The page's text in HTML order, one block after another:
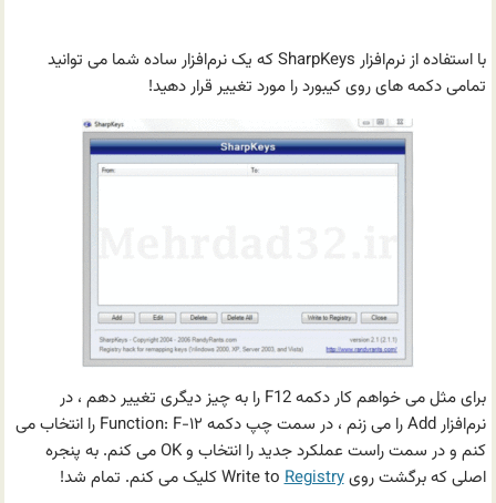
با استفاده از نرم‌افزار SharpKeys که یک نرم‌افزار ساده شما می توانید
تمامی دکمه های روی کیبورد را مورد تغییر قرار دهید!
برای مثل می خواهم کار دکمه F12 را به چیز دیگری تغییر دهم ، در
نرم‌افزار Add را می زنم ، در سمت چپ دکمه Function: F-۱۲ را انتخاب می
کنم و در سمت راست عملکرد جدید را انتخاب و OK می کنم. به پنجره
اصلی که برگشت روی Write toRegistry کلیک می کنم. تمام شد!